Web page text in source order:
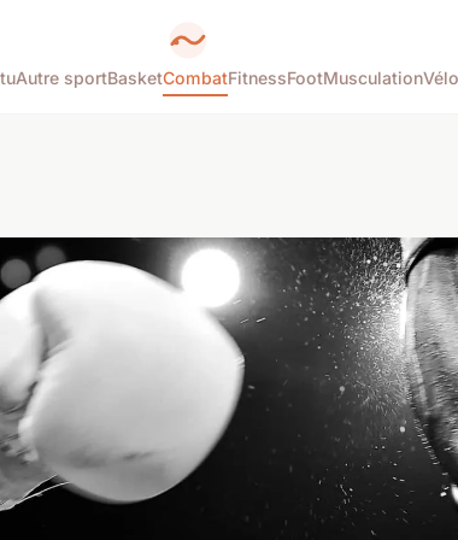
Autre sportBasketCombatFitnessFootMusculationVélo